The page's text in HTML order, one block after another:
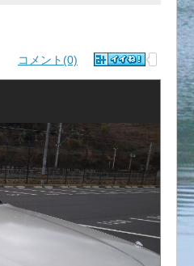
コメント(0)